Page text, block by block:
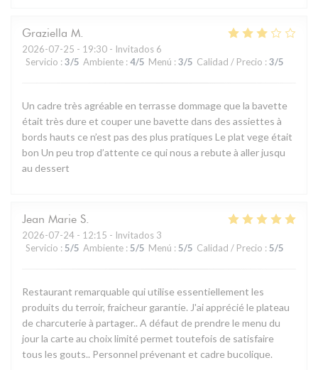
Graziella M
2026-07-25 - 19:30 - Invitados 6
Servicio : 3/5 Ambiente : 4/5 Menú : 3/5 Calidad / Precio : 3/5
Un cadre très agréable en terrasse dommage que la bavette
était très dure et couper une bavette dans des assiettes à
bords hauts ce n’est pas des plus pratiques Le plat vege était
bon Un peu trop d’attente ce qui nous a rebute à aller jusqu
au dessert
Jean Marie S
2026-07-24 - 12:15 - Invitados 3
Servicio : 5/5 Ambiente : 5/5 Menú : 5/5 Calidad / Precio : 5/5
Restaurant remarquable qui utilise essentiellement les
produits du terroir, fraicheur garantie. J'ai apprécié le plateau
de charcuterie à partager.. A défaut de prendre le menu du
jour la carte au choix limité permet toutefois de satisfaire
tous les gouts.. Personnel prévenant et cadre bucolique.